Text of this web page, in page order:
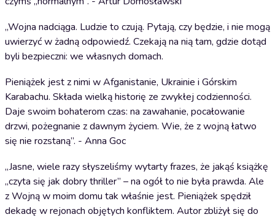
„Wojna nadciąga. Ludzie to czują. Pytają, czy będzie, i nie mogą
uwierzyć w żadną odpowiedź. Czekają na nią tam, gdzie dotąd
byli bezpieczni: we własnych domach.
Pieniążek jest z nimi w Afganistanie, Ukrainie i Górskim
Karabachu. Składa wielką historię ze zwykłej codzienności.
Daje swoim bohaterom czas: na zawahanie, pocałowanie
drzwi, pożegnanie z dawnym życiem. Wie, że z wojną łatwo
się nie rozstaną”. - Anna Goc
„Jasne, wiele razy słyszeliśmy wytarty frazes, że jakąś książkę
„czyta się jak dobry thriller” – na ogół to nie była prawda. Ale
z Wojną w moim domu tak właśnie jest. Pieniążek spędził
dekadę w rejonach objętych konfliktem. Autor zbliżył się do